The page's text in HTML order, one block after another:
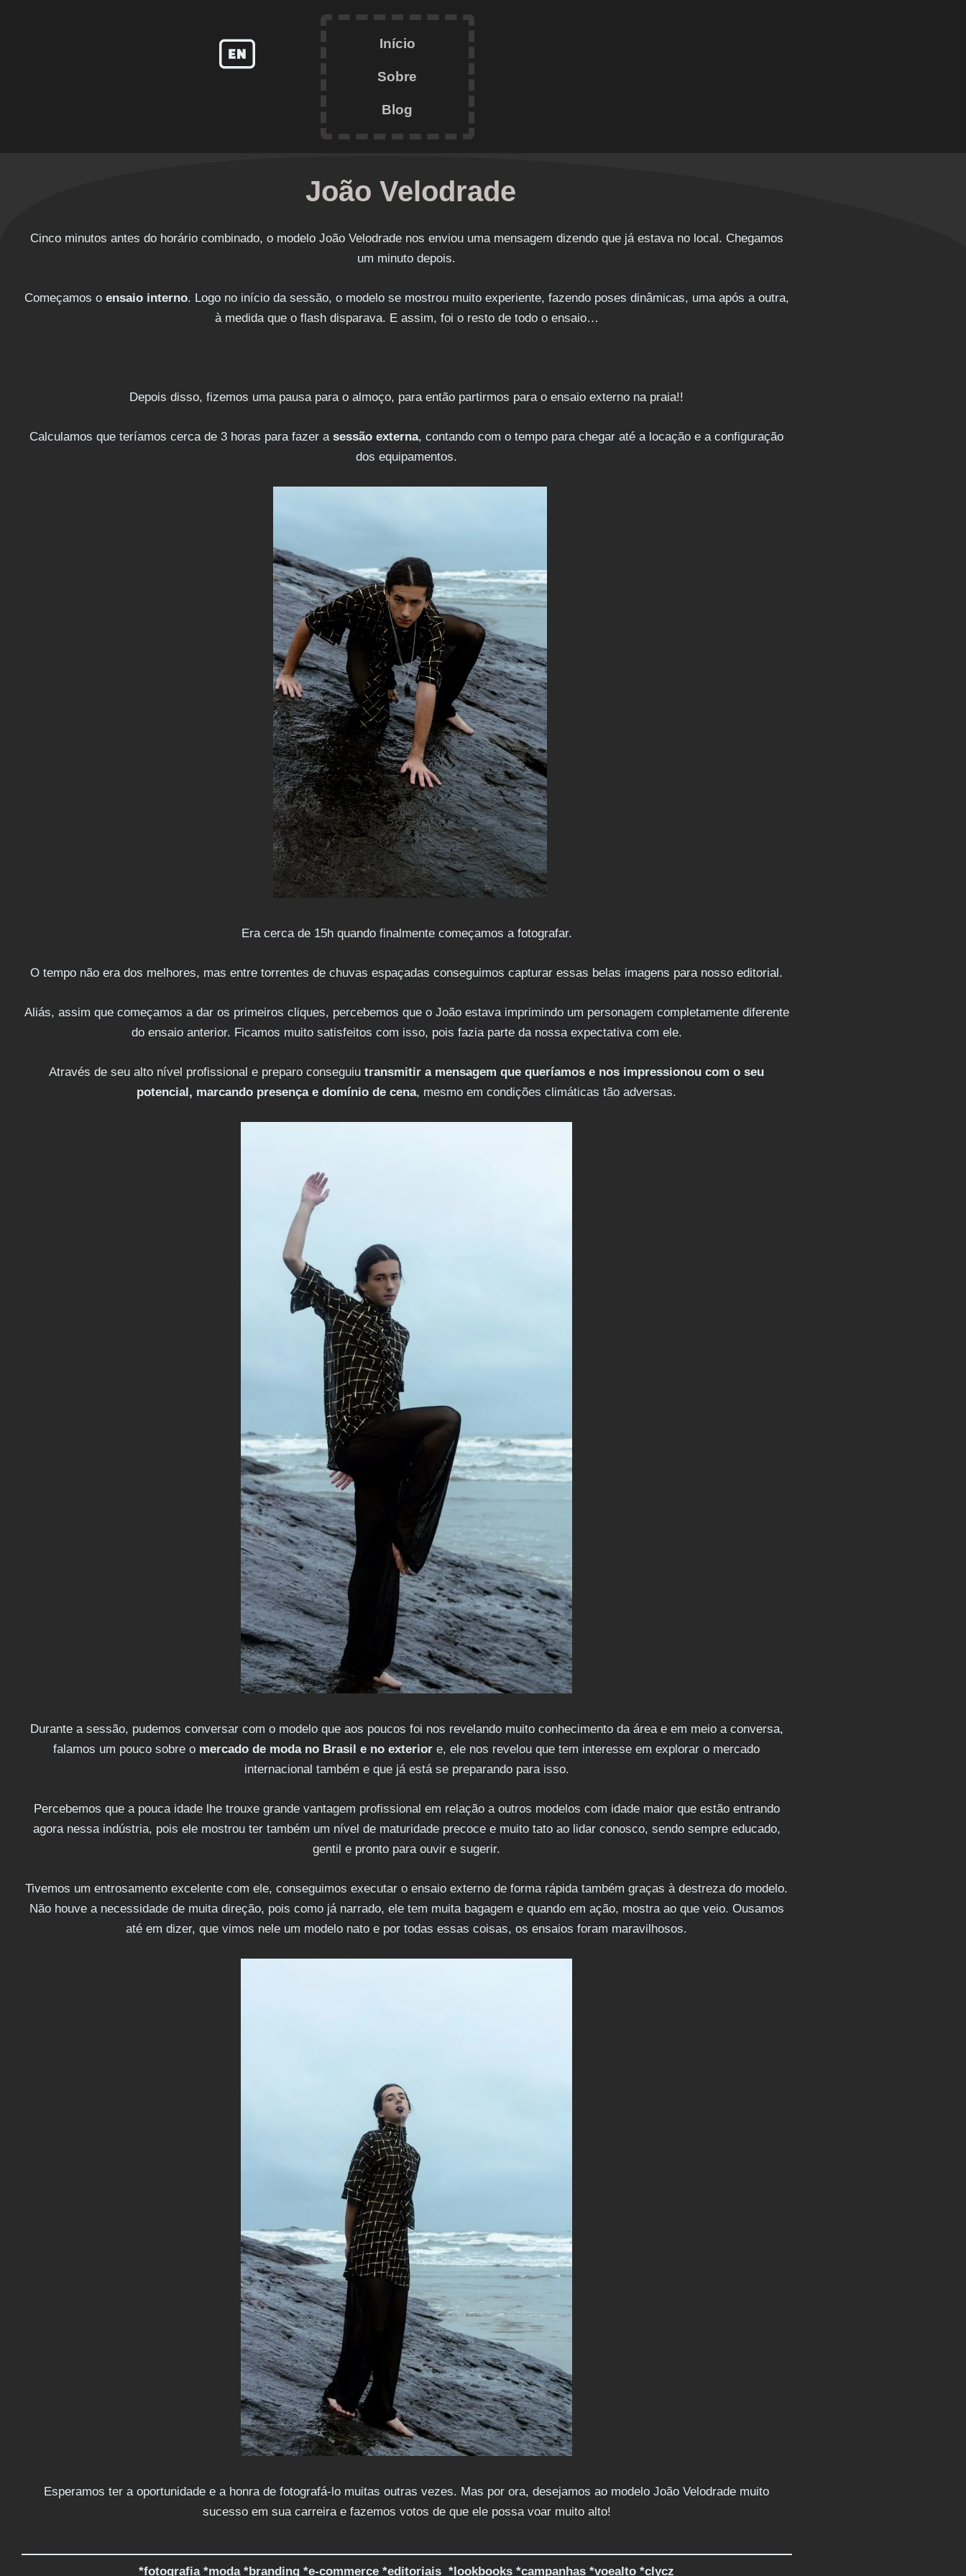
Início
Sobre
Blog
João Velodrade
Cinco minutos antes do horário combinado, o modelo João Velodrade nos enviou uma mensagem dizendo que já estava no local. Chegamos
um minuto depois.
Começamos oensaio interno. Logo no início da sessão, o modelo se mostrou muito experiente, fazendo poses dinâmicas, uma após a outra,
à medida que o flash disparava. E assim, foi o resto de todo o ensaio…
Depois disso, fizemos uma pausa para o almoço, para então partirmos para o ensaio externo na praia!!
Calculamos que teríamos cerca de 3 horas para fazer asessão externa, contando com o tempo para chegar até a locação e a configuração
dos equipamentos.
Era cerca de 15h quando finalmente começamos a fotografar.
O tempo não era dos melhores, mas entre torrentes de chuvas espaçadas conseguimos capturar essas belas imagens para nosso editorial.
Aliás, assim que começamos a dar os primeiros cliques, percebemos que o João estava imprimindo um personagem completamente diferente
do ensaio anterior. Ficamos muito satisfeitos com isso, pois fazia parte da nossa expectativa com ele.
Através de seu alto nível profissional e preparo conseguiutransmitir a mensagem que queríamos e nos impressionou com o seu
potencial, marcando presença e domínio de cena, mesmo em condições climáticas tão adversas.
Durante a sessão, pudemos conversar com o modelo que aos poucos foi nos revelando muito conhecimento da área e em meio a conversa,
falamos um pouco sobre o mercado de moda no Brasil e no exterior e, ele nos revelou que tem interesse em explorar o mercado
internacional também e que já está se preparando para isso.
Percebemos que a pouca idade lhe trouxe grande vantagem profissional em relação a outros modelos com idade maior que estão entrando
agora nessa indústria, pois ele mostrou ter também um nível de maturidade precoce e muito tato ao lidar conosco, sendo sempre educado,
gentil e pronto para ouvir e sugerir.
Tivemos um entrosamento excelente com ele, conseguimos executar o ensaio externo de forma rápida também graças à destreza do modelo.
Não houve a necessidade de muita direção, pois como já narrado, ele tem muita bagagem e quando em ação, mostra ao que veio. Ousamos
até em dizer, que vimos nele um modelo nato e por todas essas coisas, os ensaios foram maravilhosos.
Esperamos ter a oportunidade e a honra de fotografá-lo muitas outras vezes. Mas por ora, desejamos ao modelo João Velodrade muito
sucesso em sua carreira e fazemos votos de que ele possa voar muito alto!
*fotografia *moda *branding *e-commerce *editoriais *lookbooks *campanhas *voealto *clycz